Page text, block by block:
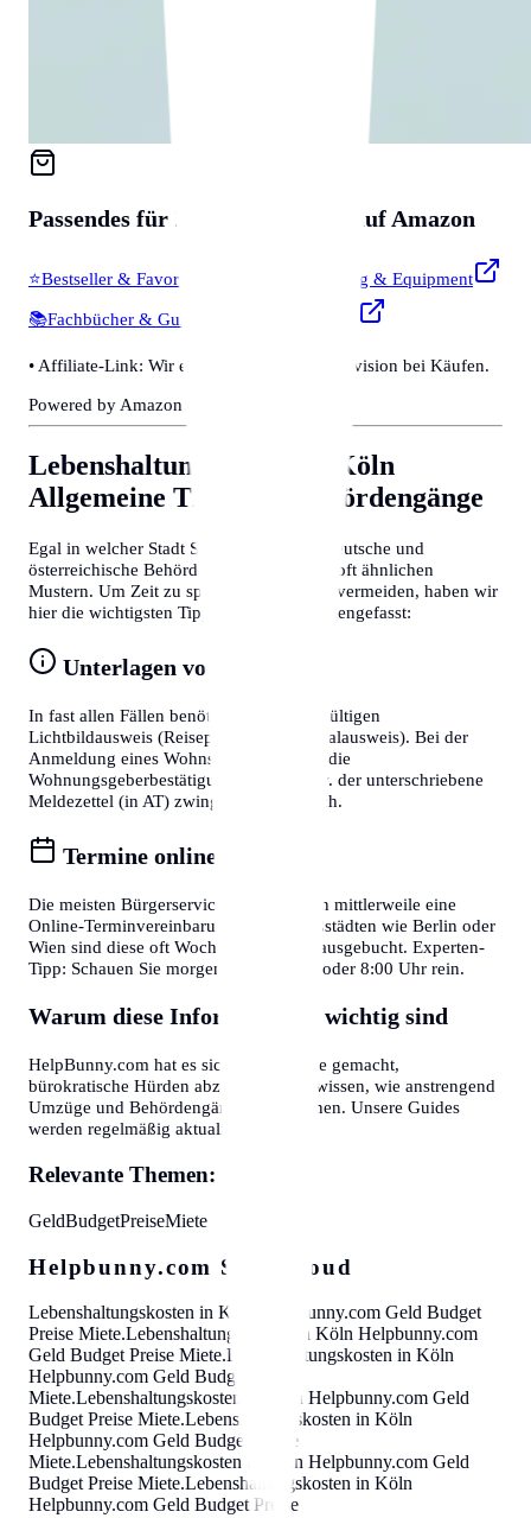
Passendes für Zubehör & Tools auf Amazon
⭐Bestseller & Favoriten
Profi-Werkzeug & Equipment
📚Fachbücher & Guides
• Affiliate-Link: Wir erhalten eine kleine Provision bei Käufen.
Powered by Amazon 🛒
Lebenshaltungskosten in Köln
Allgemeine Tipps für Behördengänge
Egal in welcher Stadt Sie sich befinden, deutsche und
österreichische Behördenprozesse folgen oft ähnlichen
Mustern. Um Zeit zu sparen und Frust zu vermeiden, haben wir
hier die wichtigsten Tipps für Sie zusammengefasst:
Unterlagen vorbereiten
In fast allen Fällen benötigen Sie einen gültigen
Lichtbildausweis (Reisepass oder Personalausweis). Bei der
Anmeldung eines Wohnsitzes ist zudem die
Wohnungsgeberbestätigung (in DE) bzw. der unterschriebene
Meldezettel (in AT) zwingend erforderlich.
Termine online buchen
Die meisten Bürgerservice-Stellen bieten mittlerweile eine
Online-Terminvereinbarung an. In Großstädten wie Berlin oder
Wien sind diese oft Wochen im Voraus ausgebucht. Experten-
Tipp: Schauen Sie morgens gegen 7:30 oder 8:00 Uhr rein.
Warum diese Informationen wichtig sind
HelpBunny.com hat es sich zur Aufgabe gemacht,
bürokratische Hürden abzubauen. Wir wissen, wie anstrengend
Umzüge und Behördengänge sein können. Unsere Guides
werden regelmäßig aktualisiert.
Relevante Themen:
GeldBudgetPreiseMiete
Helpbunny.com SEO Cloud
Lebenshaltungskosten in Köln Helpbunny.com Geld Budget
Preise Miete.Lebenshaltungskosten in Köln Helpbunny.com
Geld Budget Preise Miete.Lebenshaltungskosten in Köln
Helpbunny.com Geld Budget Preise
Miete.Lebenshaltungskosten in Köln Helpbunny.com Geld
Budget Preise Miete.Lebenshaltungskosten in Köln
Helpbunny.com Geld Budget Preise
Miete.Lebenshaltungskosten in Köln Helpbunny.com Geld
Budget Preise Miete.Lebenshaltungskosten in Köln
Helpbunny.com Geld Budget Preise